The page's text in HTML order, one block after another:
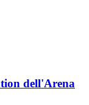
dell'Arena